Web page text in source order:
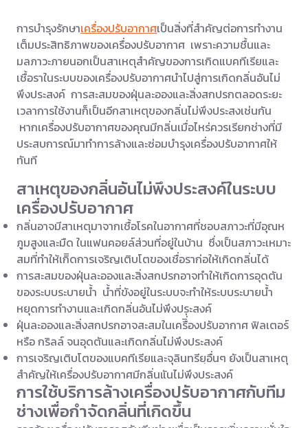
การบำรุงรักษาเครื่องปรับอากาศเป็นสิ่งที่สำคัญต่อการทำงาน
เต็มประสิทธิภาพของเครื่องปรับอากาศ เพราะความชื้นและ
มลภาวะภายนอกเป็นสาเหตุสำคัญของการเกิดแบคทีเรียและ
เชื้อราในระบบของเครื่องปรับอากาศนำไปสู่การเกิดกลิ่นอันไม่
พึงประสงค์ การสะสมของฝุ่นละอองและสิ่งสกปรกตลอดระยะ
เวลาการใช้งานก็เป็นอีกสาเหตุของกลิ่นไม่พึงประสงเช่นกัน
หากเครื่องปรับอากาศของคุณมีกลิ่นเมื่อไหร่ควรเรียกช่างที่มี
ประสบการณ์มาทำการล้างและซ่อมบำรุงเครื่องปรับอากาศให้
ทันที
สาเหตุของกลิ่นอันไม่พึงประสงค์ในระบบ
เครื่องปรับอากาศ
กลิ่นอาจมีสาเหตุมาจากเชื้อโรคในอากาศที่ชอบสภาวะที่มีอุณห
ภูมสูงและมืด ในแฟนคอยล์ส่วนที่อยู่ในบ้าน ซึ่งเป็นสภาวะเหมาะ
สมที่ทำให้เกิิดการเจริญเติบโตของเชื่อราก่อให้เกิดกลิ่นได้
การสะสมของฝุ่นละอองและสิ่งสกปรกอาจทำให้เกิดการอุดตัน
ของระบบระบายน้ำ น้ำที่ขังอยู่ในระบบจะทำให้ระบบระบายน้ำ
หยุดการทำงานและเกิดกลิ่นอันไม่พึงประสงค์
ฝุ่นละอองและสิ่งสกปรกอาจสะสมในเครืิ่่องปรับอากาศ ฟิลเตอร์
หรือ กริลล์ จนอุดตันและเกิดกลิ่นไม่พึงประสงค์
การเจริญเติบโตของแบคทีเรียและจุลินทรียฺอื่นๆ ยังเป็นสาเหตุ
สำคัญให้เครื่องปรับอากาศมีกลิ่นแันไม่พึงประสงค์
การใช้บริการล้างเครื่องปรับอากาศกับทีม
ช่างเพื่อกำจัดกลิ่นที่เกิดขึ้น